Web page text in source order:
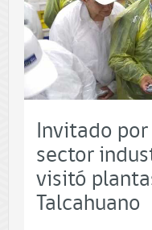
Gobierno
de
Chile
Invitado
sector
visitó
Talcahuano